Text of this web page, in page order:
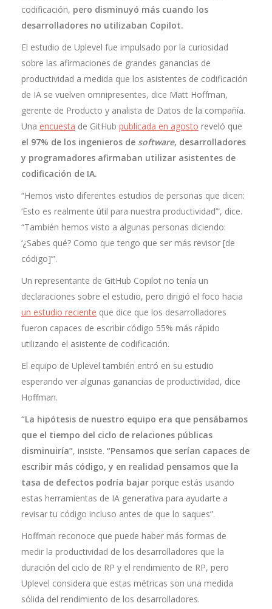
codificación, pero disminuyó más cuando los
desarrolladores no utilizaban Copilot.
El estudio de Uplevel fue impulsado por la curiosidad
sobre las afirmaciones de grandes ganancias de
productividad a medida que los asistentes de codificación
de IA se vuelven omnipresentes, dice Matt Hoffman,
gerente de Producto y analista de Datos de la compañía.
Una encuesta de GitHub publicada en agosto reveló que
el 97% de los ingenieros de software, desarrolladores
y programadores afirmaban utilizar asistentes de
codificación de IA.
“Hemos visto diferentes estudios de personas que dicen:
‘Esto es realmente útil para nuestra productividad’”, dice.
“También hemos visto a algunas personas diciendo:
‘¿Sabes qué? Como que tengo que ser más revisor [de
código]’”.
Un representante de GitHub Copilot no tenía un
declaraciones sobre el estudio, pero dirigió el foco hacia
un estudio reciente que dice que los desarrolladores
fueron capaces de escribir código 55% más rápido
utilizando el asistente de codificación.
El equipo de Uplevel también entró en su estudio
esperando ver algunas ganancias de productividad, dice
Hoffman.
“La hipótesis de nuestro equipo era que pensábamos
que el tiempo del ciclo de relaciones públicas
disminuiría”, insiste. “Pensamos que serían capaces de
escribir más código, y en realidad pensamos que la
tasa de defectos podría bajar porque estás usando
estas herramientas de IA generativa para ayudarte a
revisar tu código incluso antes de que lo saques”.
Hoffman reconoce que puede haber más formas de
medir la productividad de los desarrolladores que la
duración del ciclo de RP y el rendimiento de RP, pero
Uplevel considera que estas métricas son una medida
sólida del rendimiento de los desarrolladores.